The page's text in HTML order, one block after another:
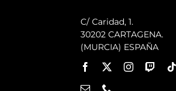
C/ Caridad, 1.
30202 CARTAGENA.
(MURCIA) ESPAÑA